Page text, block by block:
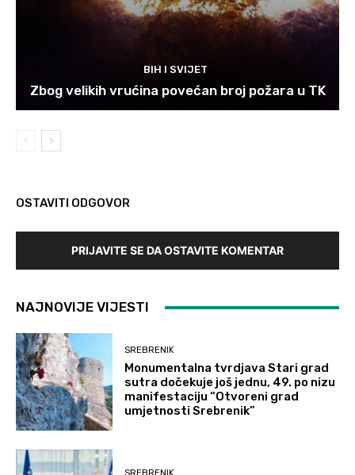
BIH I SVIJET
Zbog velikih vrućina povećan broj požara u TK
OSTAVITI ODGOVOR
PRIJAVITE SE DA OSTAVITE KOMENTAR
NAJNOVIJE VIJESTI
SREBRENIK
Monumentalna tvrdjava Stari grad
sutra dočekuje još jednu, 49. po nizu
manifestaciju “Otvoreni grad
umjetnosti Srebrenik”